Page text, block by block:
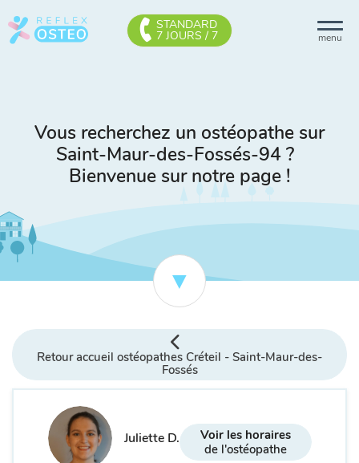
menu
STANDARD
7 JOURS / 7
Vous recherchez un ostéopathe sur
Saint-Maur-des-Fossés-94 ?
Bienvenue sur notre page !
Retour accueil ostéopathes Créteil - Saint-Maur-des-
Fossés
Juliette D.
Voir les horaires
de l'ostéopathe